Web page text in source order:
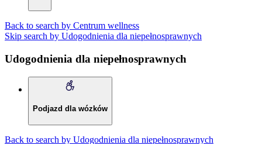
Back to search by Centrum wellness
Skip search by Udogodnienia dla niepełnosprawnych
Udogodnienia dla niepełnosprawnych
Podjazd dla wózków
Back to search by Udogodnienia dla niepełnosprawnych